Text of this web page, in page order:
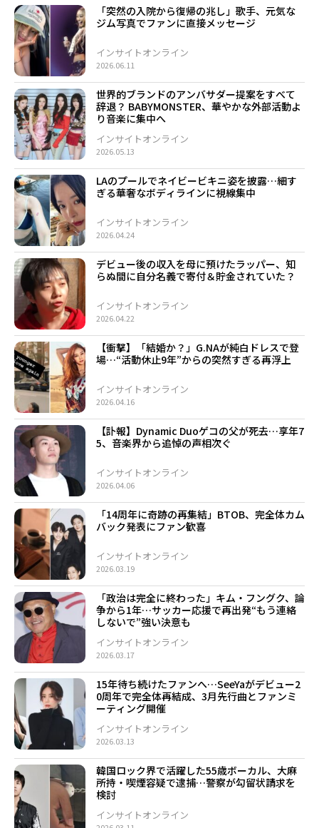
「突然の入院から復帰の兆し」歌手、元気な
ジム写真でファンに直接メッセージ
2026.06.11
インサイトオンライン
世界的ブランドのアンバサダー提案をすべて
辞退？ BABYMONSTER、華やかな外部活動よ
り音楽に集中へ
2026.05.13
インサイトオンライン
LAのプールでネイビービキニ姿を披露…細す
ぎる華奢なボディラインに視線集中
2026.04.24
インサイトオンライン
デビュー後の収入を母に預けたラッパー、知
らぬ間に自分名義で寄付＆貯金されていた？
2026.04.22
インサイトオンライン
【衝撃】「結婚か？」G.NAが純白ドレスで登
場…“活動休止9年”からの突然すぎる再浮上
2026.04.16
インサイトオンライン
【訃報】Dynamic Duoゲコの父が死去…享年7
5、音楽界から追悼の声相次ぐ
2026.04.06
インサイトオンライン
「14周年に奇跡の再集結」BTOB、完全体カム
バック発表にファン歓喜
2026.03.19
インサイトオンライン
「政治は完全に終わった」キム・フングク、論
争から1年…サッカー応援で再出発“もう連絡
しないで”強い決意も
2026.03.17
インサイトオンライン
15年待ち続けたファンへ…SeeYaがデビュー2
0周年で完全体再結成、3月先行曲とファンミ
ーティング開催
2026.03.13
インサイトオンライン
韓国ロック界で活躍した55歳ボーカル、大麻
所持・喫煙容疑で逮捕…警察が勾留状請求を
検討
インサイトオンライン